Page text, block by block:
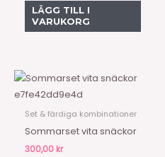
LÄGG TILL I
VARUKORG
e7fe42dd9e4d
Set & färdiga kombinationer
Sommarset vita snäckor
300,00 kr